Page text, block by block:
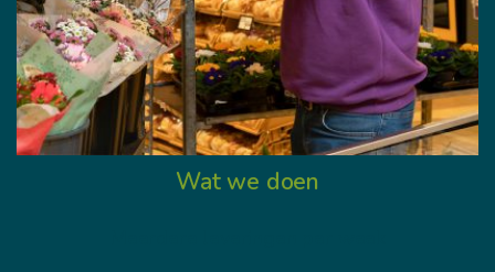
Wat we doen